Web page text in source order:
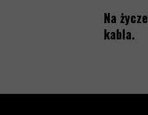
Na
kabla.